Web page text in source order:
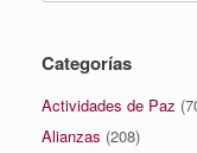
Categorías
Actividades de Paz
Alianzas (208)